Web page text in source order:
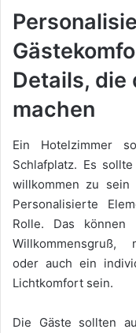
Details, die
machen
Ein Hotelzimmer
Schlafplatz. Es
willkommen zu
Personalisierte
Rolle. Das können
Willkommensgruß,
oder auch ein
Lichtkomfort sein.
Die Gäste sollten